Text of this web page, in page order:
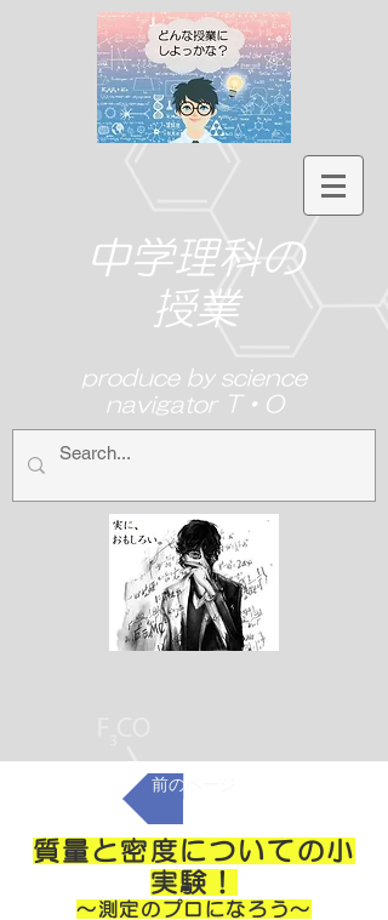
中学理科の
授業
produce by science
navigator T・O
前のページ
質量と密度についての小
実験！
～測定のプロになろう～